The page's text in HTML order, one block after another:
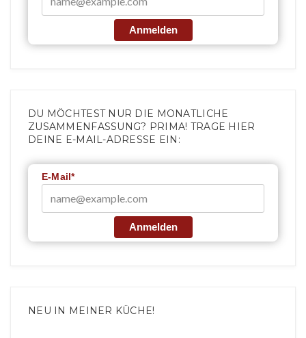
Anmelden
DU MÖCHTEST NUR DIE MONATLICHE
ZUSAMMENFASSUNG? PRIMA! TRAGE HIER
DEINE E-MAIL-ADRESSE EIN:
E-Mail*
Anmelden
NEU IN MEINER KÜCHE!